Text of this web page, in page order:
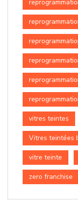
vitres teintes
Vitres teintées
vitre teinte
zero franchise